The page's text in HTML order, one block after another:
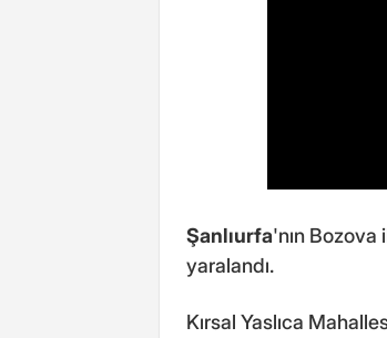
Şanlıurfa'nın Bozova
yaralandı.
Kırsal Yaslıca